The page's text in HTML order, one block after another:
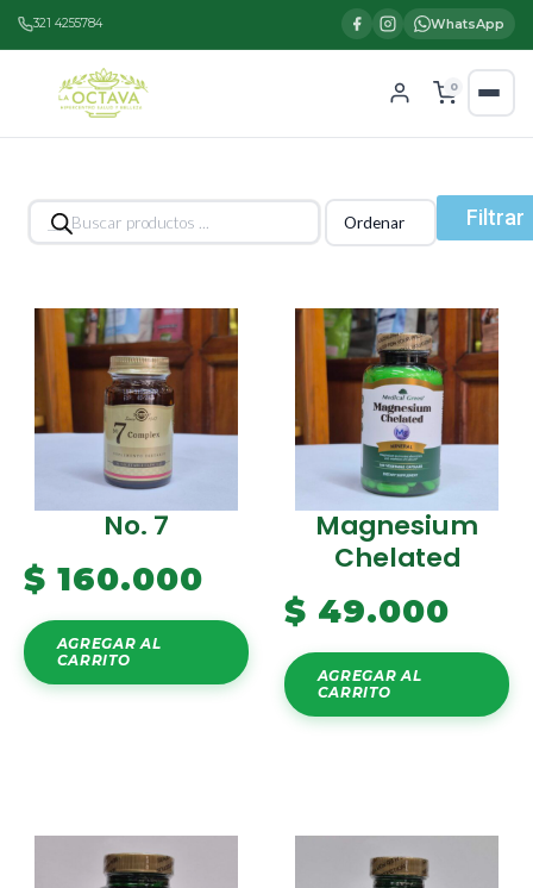
321 4255784 WhatsApp
0
Búsqueda
de
Filtrar
No. 7
$ 160.000
AGREGAR AL
CARRITO
Magnesium
Chelated
$ 49.000
AGREGAR AL
CARRITO